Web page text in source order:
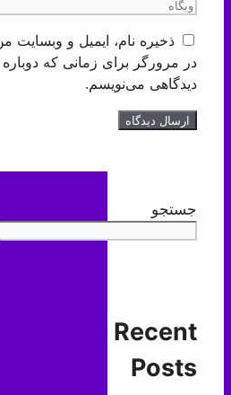
ذخیره نام، ایمیل و وبسایت من
در مرورگر برای زمانی که دوباره
دیدگاهی می‌نویسم.
جستجو
Recent
Posts